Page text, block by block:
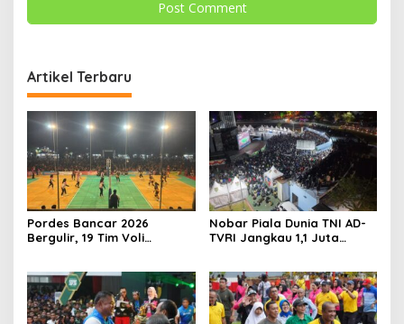
Artikel Terbaru
Pordes Bancar 2026
Bergulir, 19 Tim Voli
Nobar Piala Dunia TNI AD-
TVRI Jangkau 1,1 Juta